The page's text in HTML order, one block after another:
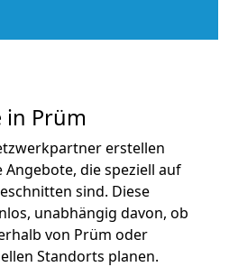
in Prüm
erstellen
die speziell auf
sind. Diese
unabhängig davon, ob
von Prüm oder
Standorts planen.